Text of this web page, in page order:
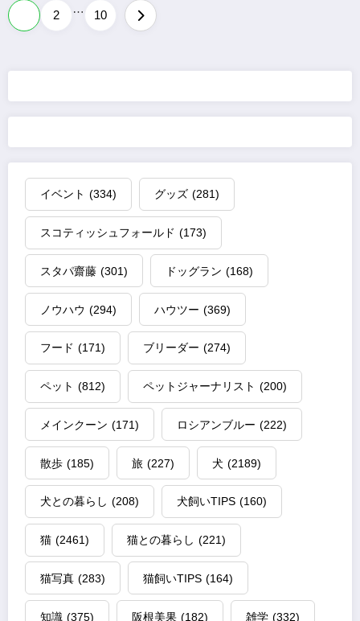
投
ペ
ー
ジ
送
り
2 … 10
イベント (334) グッズ (281)
スコティッシュフォールド (173)
スタパ齋藤 (301) ドッグラン (168)
ノウハウ (294) ハウツー (369)
フード (171) ブリーダー (274)
ペット (812) ペットジャーナリスト (200)
メインクーン (171) ロシアンブルー (222)
散歩 (185) 旅 (227) 犬 (2189)
犬との暮らし (208) 犬飼いTIPS (160)
猫 (2461) 猫との暮らし (221)
猫写真 (283) 猫飼いTIPS (164)
知識 (375) 阪根美果 (182) 雑学 (332)